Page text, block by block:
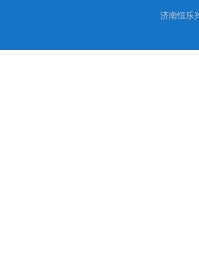
济南恒乐